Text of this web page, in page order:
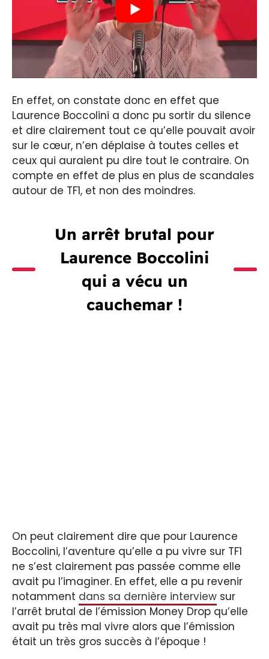
En effet, on constate donc en effet que
Laurence Boccolini a donc pu sortir du silence
et dire clairement tout ce qu’elle pouvait avoir
sur le cœur, n’en déplaise à toutes celles et
ceux qui auraient pu dire tout le contraire. On
compte en effet de plus en plus de scandales
autour de TF1, et non des moindres.
Un arrêt brutal pour
Laurence Boccolini
qui a vécu un
cauchemar !
On peut clairement dire que pour Laurence
Boccolini, l’aventure qu’elle a pu vivre sur TF1
ne s’est clairement pas passée comme elle
avait pu l’imaginer. En effet, elle a pu revenir
notamment dans sa dernière interview sur
l’arrêt brutal de l’émission Money Drop qu’elle
avait pu très mal vivre alors que l’émission
était un très gros succès à l’époque !